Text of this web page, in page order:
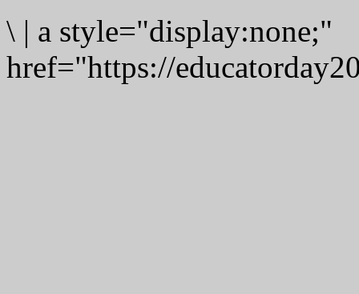
\ | a style="display:none;"
href="https://